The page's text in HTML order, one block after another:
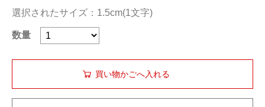
選択されたサイズ：1.5cm(1文字)
数量